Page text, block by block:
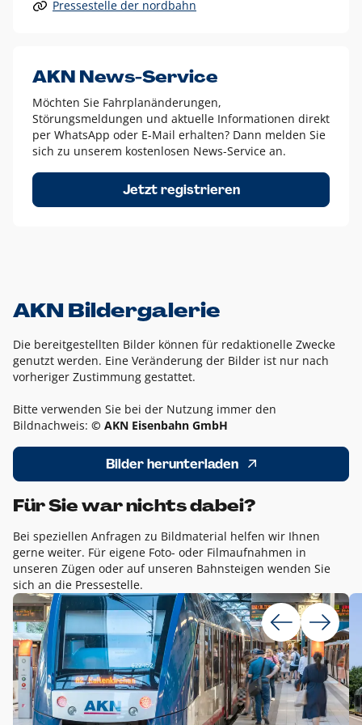
Alle anderen Logo-Varianten dürfen nur in Ausnahmefällen
Diese Ausnahmen sind zum Beispiel:
dem AKN Blau,
weißes Logo auf Fotohintergründen,
schwarzes Logo für reine Schwarz-Weiß-Umsetzungen
Um das Logo herum muss ein Schutzraum von jeweils einer
Höhe bzw. Breite des N aus AKN in alle Richtungen
Pressestelle der nordbahn
AKN News-Service
Möchten Sie Fahrplanänderungen,
Störungsmeldungen und aktuelle Informationen direkt
per WhatsApp oder E-Mail erhalten? Dann melden Sie
sich zu unserem kostenlosen News-Service an.
Jetzt registrieren
AKN Bildergalerie
Die bereitgestellten Bilder können für redaktionelle Zwecke
genutzt werden. Eine Veränderung der Bilder ist nur nach
vorheriger Zustimmung gestattet.
Bitte verwenden Sie bei der Nutzung immer den
Bildnachweis: © AKN Eisenbahn GmbH
Bilder herunterladen
Für Sie war nichts dabei?
Bei speziellen Anfragen zu Bildmaterial helfen wir Ihnen
gerne weiter. Für eigene Foto- oder Filmaufnahmen in
unseren Zügen oder auf unseren Bahnsteigen wenden Sie
sich an die Pressestelle.